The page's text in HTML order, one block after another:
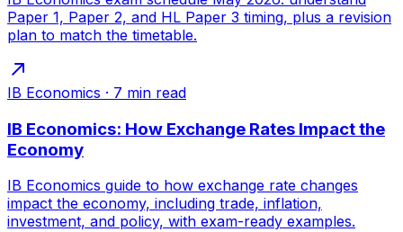
Paper 1, Paper 2, and HL Paper 3 timing, plus a revision
plan to match the timetable.
IB Economics · 7 min read
IB Economics: How Exchange Rates Impact the
Economy
IB Economics guide to how exchange rate changes
impact the economy, including trade, inflation,
investment, and policy, with exam-ready examples.